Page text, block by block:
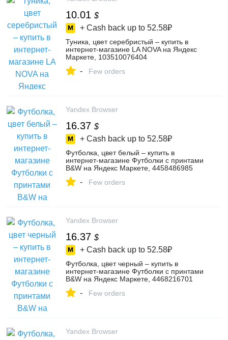
10.01 $
+ Cash back up to 52.58₽
Туника, цвет серебристый – купить в
интернет-магазине LA NOVA на Яндекс
Маркете, 103510076404
- Few orders
Yandex Browser
16.37 $
+ Cash back up to 52.58₽
Футболка, цвет белый – купить в
интернет-магазине Футболки с принтами
B&W на Яндекс Маркете, 4458486985
- Few orders
Yandex Browser
16.37 $
+ Cash back up to 52.58₽
Футболка, цвет черный – купить в
интернет-магазине Футболки с принтами
B&W на Яндекс Маркете, 4468216701
- Few orders
Yandex Browser